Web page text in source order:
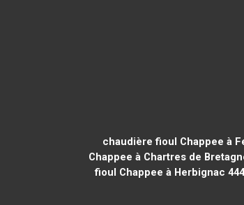
chaudière fioul Chappee à
Chappee à Chartres de
fioul Chappee à Herbignac